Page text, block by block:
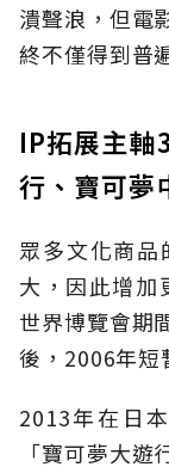
潰聲浪，但電
終不僅得到普
IP拓展主軸
行、寶可夢
眾多文化商
大，因此增加
世界博覽會期
後，2006年短
2013年在日
「寶可夢大